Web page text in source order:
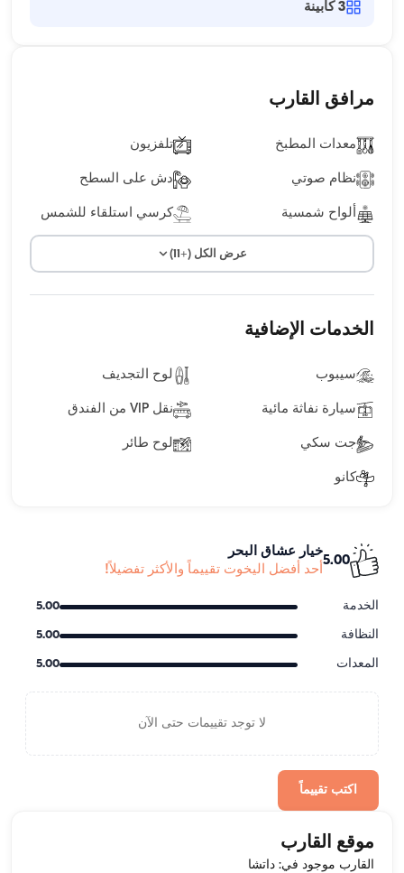
3 كابينة
مرافق القارب
معدات المطبخ تلفزيون
نظام صوتي دش على السطح
ألواح شمسية كرسي استلقاء للشمس
عرض الكل (+11)
الخدمات الإضافية
سيبوب لوح التجديف
سيارة نفاثة مائية نقل VIP من الفندق
جت سكي لوح طائر
كانو
5.00
خيار عشاق البحر
أحد أفضل اليخوت تقييماً والأكثر تفضيلاً!
الخدمة 5.00
النظافة 5.00
المعدات 5.00
لا توجد تقييمات حتى الآن
اكتب تقييماً
موقع القارب
القارب موجود في: داتشا